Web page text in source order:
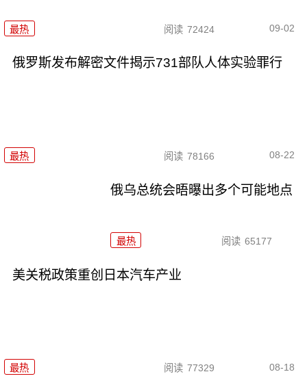
最热 阅读 72424 09-02
俄罗斯发布解密文件揭示731部队人体实验罪行
最热 阅读 78166 08-22
俄乌总统会晤曝出多个可能地点
最热 阅读 65177
美关税政策重创日本汽车产业
最热 阅读 77329 08-18